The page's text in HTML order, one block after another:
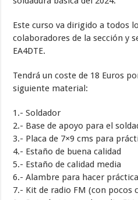
Este curso va dirigido a todos
colaboradores de la sección y
EA4DTE.
Tendrá un coste de 18 Euros
siguiente material:
1.- Soldador
2.- Base de apoyo para el
3.- Placa de 7×9 cms para
4.- Estaño de buena calidad
5.- Estaño de calidad media
6.- Alambre para hacer
7.- Kit de radio FM (con pocos